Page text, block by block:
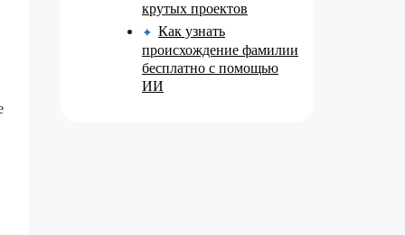
крутых проектов
✦ Как узнать
происхождение фамилии
бесплатно с помощью
ИИ